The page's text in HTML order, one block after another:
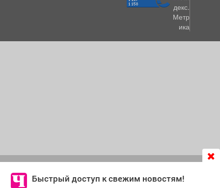
Быстрый доступ к свежим новостям!
согласие на обработку файлов cookie, которые